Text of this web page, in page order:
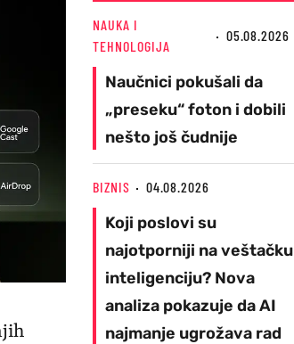
NAUKA I
TEHNOLOGIJA
05.08.2026
Naučnici pokušali da
„preseku“ foton i dobili
nešto još čudnije
BIZNIS 04.08.2026
Koji poslovi su
najotporniji na veštačku
inteligenciju? Nova
analiza pokazuje da AI
najmanje ugrožava rad